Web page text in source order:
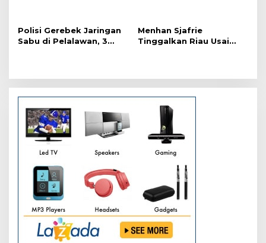
s
Polisi Gerebek Jaringan
Sabu di Pelalawan, 3
Menhan Sjafrie
Tinggalkan Riau Usai